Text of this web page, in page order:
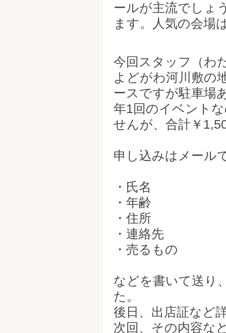
ールが主流でしょ
ます。人気の会場
今回スタッフ（わ
よどがわ河川敷の
ースですが駐車場
年1回のイベント
せんが、合計￥
申し込みはメール
・氏名
・年齢
・住所
・連絡先
・売るもの
などを書いて送り
た。
後日、出店証など
次回、その内容な